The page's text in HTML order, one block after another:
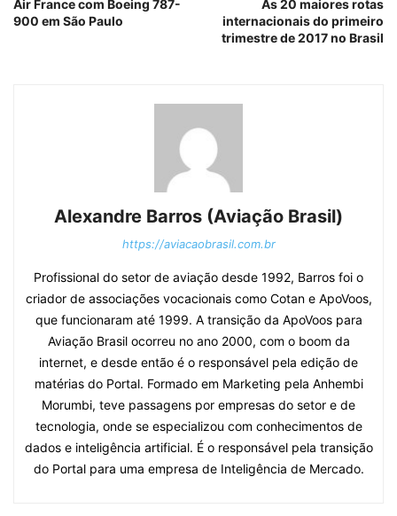
Air France com Boeing 787-
900 em São Paulo
As 20 maiores rotas
internacionais do primeiro
trimestre de 2017 no Brasil
Alexandre Barros (Aviação Brasil)
https://aviacaobrasil.com.br
Profissional do setor de aviação desde 1992, Barros foi o
criador de associações vocacionais como Cotan e ApoVoos,
que funcionaram até 1999. A transição da ApoVoos para
Aviação Brasil ocorreu no ano 2000, com o boom da
internet, e desde então é o responsável pela edição de
matérias do Portal. Formado em Marketing pela Anhembi
Morumbi, teve passagens por empresas do setor e de
tecnologia, onde se especializou com conhecimentos de
dados e inteligência artificial. É o responsável pela transição
do Portal para uma empresa de Inteligência de Mercado.